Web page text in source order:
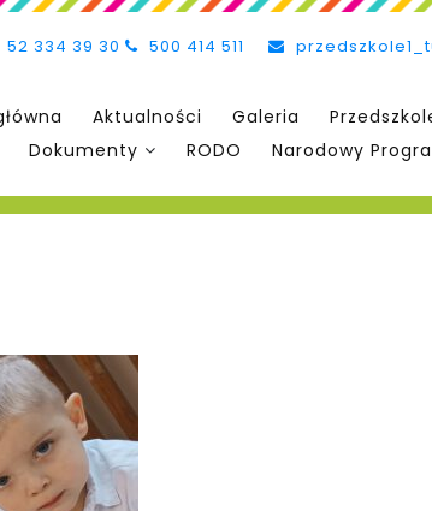
52 334 39 30 500 414 511
Aktualności Galeria
Dokumenty RODO Narodowy